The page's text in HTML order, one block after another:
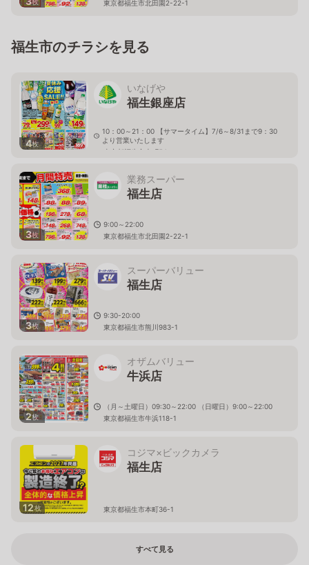
東京都福生市北田園2-22-1
福生市のチラシを見る
4枚
いなげや
福生銀座店
10：00～21：00 【サマータイム】7/6～8/31まで9：30
より営業いたします
東京都福生市本町54
3枚
業務スーパー
福生店
9:00～22:00
東京都福生市北田園2-22-1
3枚
スーパーバリュー
福生店
9:30-20:00
東京都福生市熊川983-1
2枚
オザムバリュー
牛浜店
（月～土曜日）09:30～22:00 （日曜日）9:00～22:00
東京都福生市牛浜118-1
12枚
コジマ×ビックカメラ
福生店
東京都福生市本町36-1
すべて見る